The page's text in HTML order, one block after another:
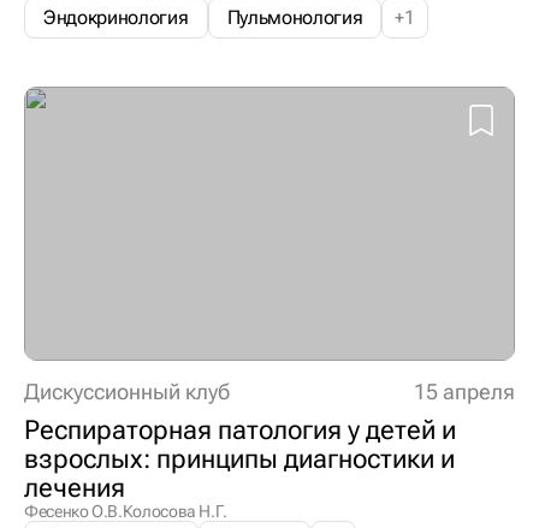
Эндокринология Пульмонология +1
Дискуссионный клуб 15 апреля
Респираторная патология у детей и
взрослых: принципы диагностики и
лечения
Фесенко О.В.Колосова Н.Г.